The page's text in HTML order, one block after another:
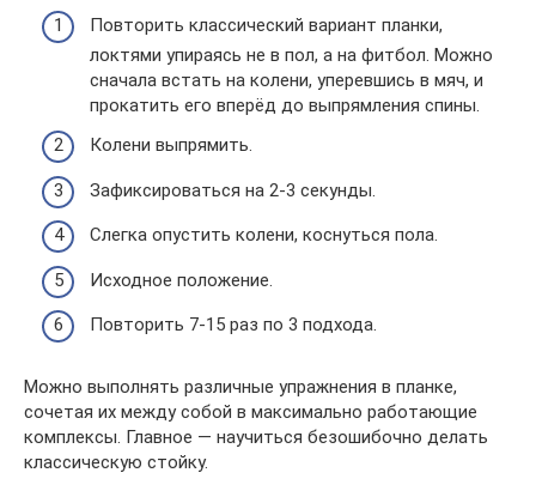
Повторить классический вариант планки,
локтями упираясь не в пол, а на фитбол. Можно
сначала встать на колени, уперевшись в мяч, и
прокатить его вперёд до выпрямления спины.
Колени выпрямить.
Зафиксироваться на 2-3 секунды.
Слегка опустить колени, коснуться пола.
Исходное положение.
Повторить 7-15 раз по 3 подхода.
Можно выполнять различные упражнения в планке,
сочетая их между собой в максимально работающие
комплексы. Главное — научиться безошибочно делать
классическую стойку.